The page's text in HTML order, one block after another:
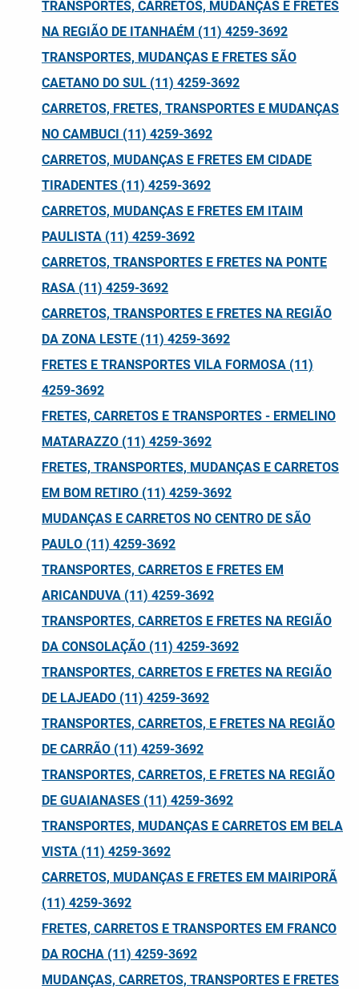
TRANSPORTES, CARRETOS, MUDANÇAS E FRETES
NA REGIÃO DE ITANHAÉM (11) 4259-3692
TRANSPORTES, MUDANÇAS E FRETES SÃO
CAETANO DO SUL (11) 4259-3692
CARRETOS, FRETES, TRANSPORTES E MUDANÇAS
NO CAMBUCI (11) 4259-3692
CARRETOS, MUDANÇAS E FRETES EM CIDADE
TIRADENTES (11) 4259-3692
CARRETOS, MUDANÇAS E FRETES EM ITAIM
PAULISTA (11) 4259-3692
CARRETOS, TRANSPORTES E FRETES NA PONTE
RASA (11) 4259-3692
CARRETOS, TRANSPORTES E FRETES NA REGIÃO
DA ZONA LESTE (11) 4259-3692
FRETES E TRANSPORTES VILA FORMOSA (11)
4259-3692
FRETES, CARRETOS E TRANSPORTES - ERMELINO
MATARAZZO (11) 4259-3692
FRETES, TRANSPORTES, MUDANÇAS E CARRETOS
EM BOM RETIRO (11) 4259-3692
MUDANÇAS E CARRETOS NO CENTRO DE SÃO
PAULO (11) 4259-3692
TRANSPORTES, CARRETOS E FRETES EM
ARICANDUVA (11) 4259-3692
TRANSPORTES, CARRETOS E FRETES NA REGIÃO
DA CONSOLAÇÃO (11) 4259-3692
TRANSPORTES, CARRETOS E FRETES NA REGIÃO
DE LAJEADO (11) 4259-3692
TRANSPORTES, CARRETOS, E FRETES NA REGIÃO
DE CARRÃO (11) 4259-3692
TRANSPORTES, CARRETOS, E FRETES NA REGIÃO
DE GUAIANASES (11) 4259-3692
TRANSPORTES, MUDANÇAS E CARRETOS EM BELA
VISTA (11) 4259-3692
CARRETOS, MUDANÇAS E FRETES EM MAIRIPORÃ
(11) 4259-3692
FRETES, CARRETOS E TRANSPORTES EM FRANCO
DA ROCHA (11) 4259-3692
MUDANÇAS, CARRETOS, TRANSPORTES E FRETES